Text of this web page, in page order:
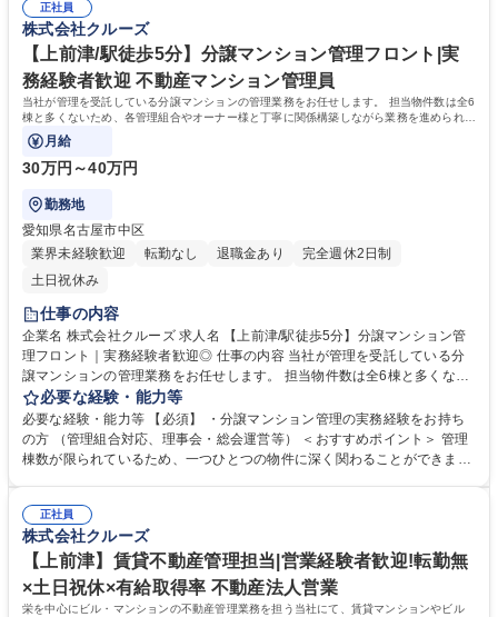
め◎
間と、ワークライフバランスを重視した環境です。定年後も継続勤務して
いる社員も多く、長期的なキャリア形成が可能な職場です◎ 学歴・資格
学歴：大学院 大学 高専 短大 専修学校 高校 語学力： 資格：1級管工事施
工管理技士 1級建築施工管理技士 1級建築施工管理技士
正社員
株式会社クルーズ
【上前津/駅徒歩5分】分譲マンション管理フロント|実
務経験者歓迎 不動産マンション管理員
当社が管理を受託している分譲マンションの管理業務をお任せします。 担当物件数は全6
棟と多くないため、各管理組合やオーナー様と丁寧に関係構築しながら業務を進められる
環境です。
月給
30万円～40万円
勤務地
愛知県名古屋市中区
業界未経験歓迎
転勤なし 退職金あり
完全週休2日制
土日祝休み
仕事の内容
企業名 株式会社クルーズ 求人名 【上前津/駅徒歩5分】分譲マンション管
理フロント｜実務経験者歓迎◎ 仕事の内容 当社が管理を受託している分
譲マンションの管理業務をお任せします。 担当物件数は全6棟と多くない
ため、各管理組合やオーナー様と丁寧に関係構築しながら業務を進められ
る環境です。 ■管理組合運営サポート： ・理事会、総会の準備・運営・議
案書、決算書、予算案などの資料作成 ・会場手配、スケジュール調整 ・
総会／理事会への参加 ・議事録、資料配布・重要事項説明書の作成、説明
津/駅徒歩5分】分譲マンション管理フロント｜実務経験者歓迎◎
必要な経験・能力等
必要な経験・能力等 【必須】 ・分譲マンション管理の実務経験をお持ち
の方 （管理組合対応、理事会・総会運営等） ＜おすすめポイント＞ 管理
棟数が限られているため、一つひとつの物件に深く関わることができま
く、自身のアイデアを活かせるやりがいがあります。 学歴・資格 学歴：
大学院 大学 高専 短大 専修学校 高校 語学力： 資格：管理業務主任者
正社員
株式会社クルーズ
【上前津】賃貸不動産管理担当|営業経験者歓迎!転勤無
×土日祝休×有給取得率 不動産法人営業
栄を中心にビル・マンションの不動産管理業務を担う当社にて、賃貸マンションやビル